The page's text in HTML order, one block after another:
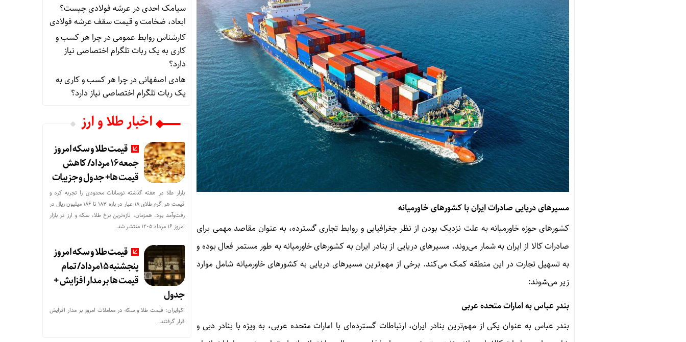
مسیرهای دریایی صادرات ایران با کشورهای خاورمیانه
کشورهای حوزه خاورمیانه به علت نزدیک بودن از نظر جغرافیایی و روابط تجاری گسترده، به عنوان مقاصد مهمی برای
صادرات کالا از ایران به شمار می‌روند. مسیرهای دریایی از بنادر ایران به کشورهای خاورمیانه به طور مستمر فعال بوده و
به تسهیل تجارت در این منطقه کمک می‌کند. برخی از مهم‌ترین مسیرهای دریایی به کشورهای خاورمیانه شامل موارد
زیر می‌شوند:
بندر عباس به امارات متحده عربی
بندر عباس به عنوان یکی از مهم‌ترین بنادر ایران، ارتباطات گسترده‌ای با امارات متحده عربی، به ویژه با بنادر دبی و
سیامک احدیدر عرشه فولادی چیست؟
ابعاد، ضخامت و قیمت سقف عرشه فولادی
کارشناس روابط عمومیدرچرا هر کسب‌ و
کاری به یک ربات تلگرام اختصاصی نیاز
دارد؟
هادی اصفهانیدرچرا هر کسب‌ و کاری به
یک ربات تلگرام اختصاصی نیاز دارد؟
اخبار طلا و ارز
قیمت طلا و سکه امروز
جمعه ۱۶ مرداد/ کاهش
قیمت ها+ جدول و جزییات
بازار طلا در هفته گذشته نوسانات محدودی را تجربه کرد و
قیمت هر گرم طلای ۱۸ عیار در بازه ۱۸۳ تا ۱۸۶ میلیون ریال در
رفت‌وآمد بود. همزمان، تازه‌ترین نرخ طلا، سکه و ارز در بازار
امروز ۱۶ مرداد ۱۴۰۵ منتشر شد.
قیمت طلا و سکه امروز
پنجشنبه 15مرداد/ تمام
قیمت ها بر مدار افزایش +
جدول
اکوایران: قیمت طلا و سکه در معاملات امروز بر مدار افزایش
قرار گرفتند.